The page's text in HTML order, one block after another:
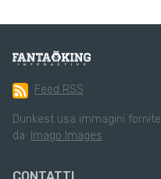
Feed RSS
Dunkest usa immagini fornite
da: Imago Images
CONTATTI